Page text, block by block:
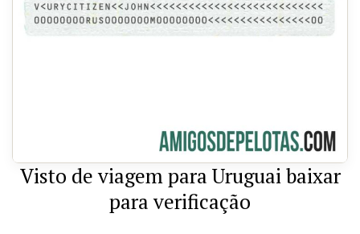
Visto de viagem para Uruguai baixar
para verificação